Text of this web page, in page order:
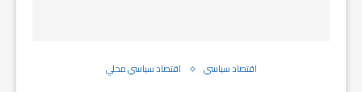
اقتصاد سياسي اقتصاد سياسي محلي